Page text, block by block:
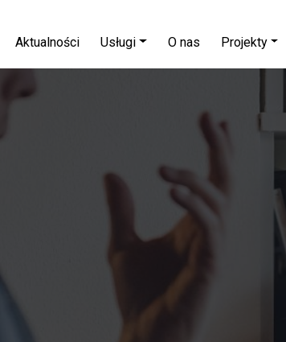
Aktualności Usługi O nas Projekty